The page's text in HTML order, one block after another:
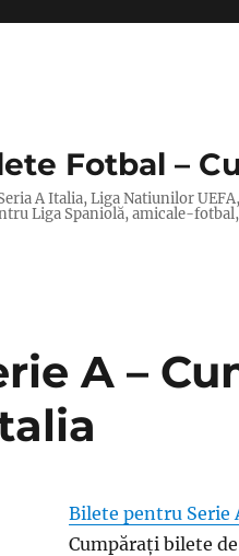
Fotbal –
A Italia, Liga Natiunilor
Liga Spaniolă, amicale-fotbal,
A –
Bilete pentru Serie
Cumpărați bilete